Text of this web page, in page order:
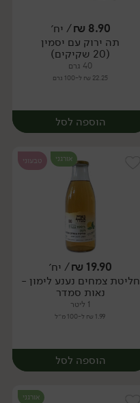
יח׳
8.90
₪/ יח׳
תה ירוק עם יסמין
(20 שקיקים)
40 גרם
22.25 ₪ ל-100 גרם
הוספה לסל
יח׳
אורגני טבעוני
19.90
₪/ יח׳
חליטת צמחים נענע לימון -
נאות סמדר
1 ליטר
1.99 ₪ ל-100 מ״ל
הוספה לסל
אורגני